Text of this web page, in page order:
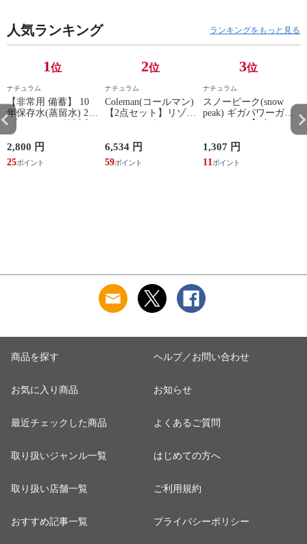
人気ランキング ランキングをもっと見る
1位
ナチュラム
【非常用 備蓄】 10
年保存水(蒸留水) 2l
6本セット(31箱以上
はメーカー直送)
2L×6本 1箱
2,800 円
25
2位
ナチュラム
Coleman(コールマン)
【2点セット】リゾー
6,534 円
59
3位
ナチュラム
スノーピーク(snow
peak) ギガパワーガス
1,307 円
11
商品を探す
お気に入り商品
最近チェックした商品
取り扱いジャンル一覧
取り扱い店舗一覧
おすすめ記事一覧
ヘルプ／お問い合わせ
お知らせ
よくあるご質問
はじめての方へ
ご利用規約
プライバシーポリシー